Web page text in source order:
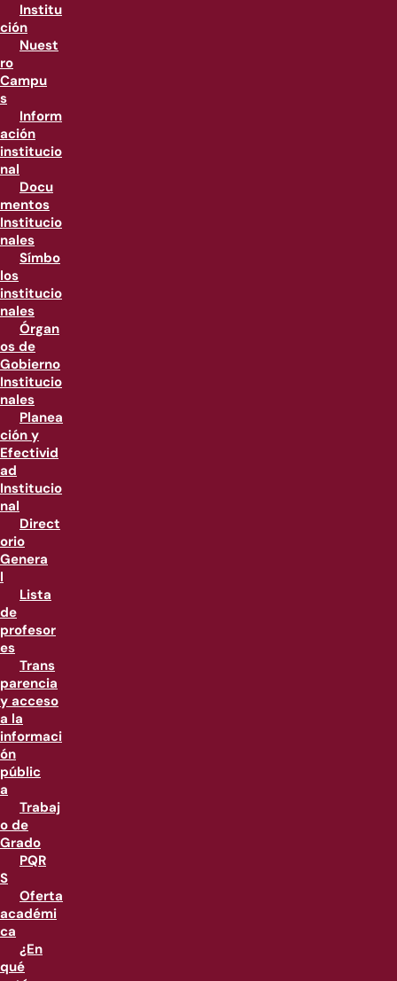
Institu
ción
Nuest
ro
Campu
s
Inform
ación
institucio
nal
Docu
mentos
Institucio
nales
Símbo
los
institucio
nales
Órgan
os de
Gobierno
Institucio
nales
Planea
ción y
Efectivid
ad
Institucio
nal
Direct
orio
Genera
l
Lista
de
profesor
es
Trans
parencia
y acceso
a la
informaci
ón
públic
a
Trabaj
o de
Grado
PQR
S
Oferta
académi
ca
¿En
qué